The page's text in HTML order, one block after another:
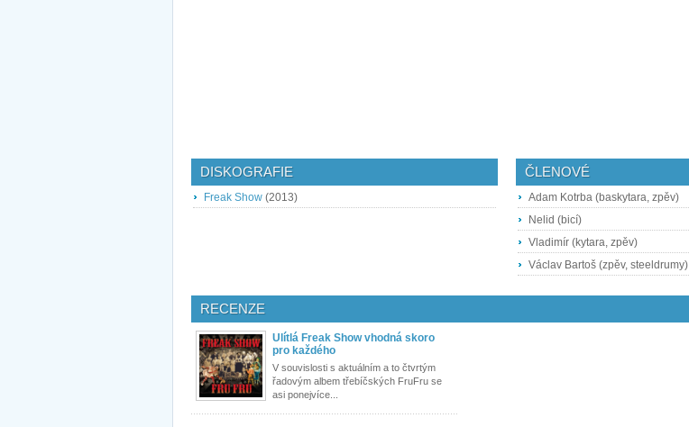
DISKOGRAFIE
Freak Show (2013)
ČLENOVÉ
Adam Kotrba (baskytara, zpěv)
Nelid (bicí)
Vladimír (kytara, zpěv)
Václav Bartoš (zpěv, steeldrumy)
RECENZE
Ulítlá Freak Show vhodná skoro
pro každého
V souvislosti s aktuálním a to čtvrtým
řadovým albem třebíčských FruFru se
asi ponejvíce...